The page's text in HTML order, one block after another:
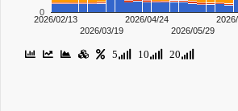
2026/02/13
2026/03/19
2026/04/24
2026/05/29
0
5 10 20